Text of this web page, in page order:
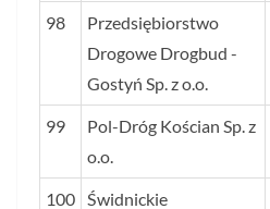
98
Przedsiębiorstwo
Drogowe Drogbud -
Gostyń Sp. z o.o.
99
Pol-Dróg Kościan Sp. z
o.o.
100 Świdnickie